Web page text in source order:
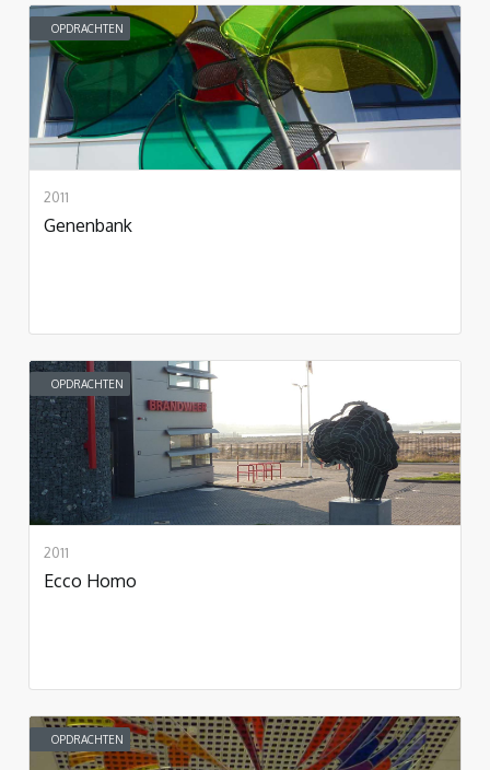
OPDRACHTEN
2011
Genenbank
OPDRACHTEN
2011
Ecco Homo
OPDRACHTEN